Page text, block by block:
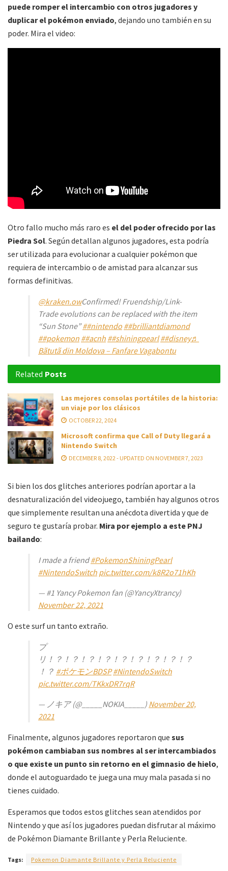
puede romper el intercambio con otros jugadores y
duplicar el pokémon enviado, dejando uno también en su
poder. Mira el video:
Otro fallo mucho más raro es el del poder ofrecido por las
Piedra Sol. Según detallan algunos jugadores, esta podría
ser utilizada para evolucionar a cualquier pokémon que
requiera de intercambio o de amistad para alcanzar sus
formas definitivas.
@kraken.owConfirmed! Fruendship/Link-
Trade evolutions can be replaced with the item
“Sun Stone”##nintendo ##brilliantdiamond
##pokemon ##acnh ##shiningpearl ##disney♬
Bãtutã din Moldova – Fanfare Vagabontu
Related Posts
Las mejores consolas portátiles de la historia:
un viaje por los clásicos
OCTOBER 22, 2024
Microsoft confirma que Call of Duty llegará a
Nintendo Switch
DECEMBER 8, 2022 - UPDATED ON NOVEMBER 7, 2023
Si bien los dos glitches anteriores podrían aportar a la
desnaturalización del videojuego, también hay algunos otros
que simplemente resultan una anécdota divertida y que de
seguro te gustaría probar. Mira por ejemplo a este PNJ
bailando:
I made a friend#PokemonShiningPearl
#NintendoSwitch pic.twitter.com/k8R2o71hKh
— #1 Yancy Pokemon fan (@YancyXtrancy)
November 22, 2021
O este surf un tanto extraño.
プ
リ！？！？！？！？！？！？！？！？！？
！？ #ポケモンBDSP #NintendoSwitch
pic.twitter.com/TKkxDR7rqR
— ノキア (@_____NOKIA_____) November 20,
2021
Finalmente, algunos jugadores reportaron que sus
pokémon cambiaban sus nombres al ser intercambiados
o que existe un punto sin retorno en el gimnasio de hielo,
donde el autoguardado te juega una muy mala pasada si no
tienes cuidado.
Esperamos que todos estos glitches sean atendidos por
Nintendo y que así los jugadores puedan disfrutar al máximo
de Pokémon Diamante Brillante y Perla Reluciente.
Tags: Pokemon Diamante Brillante y Perla Reluciente